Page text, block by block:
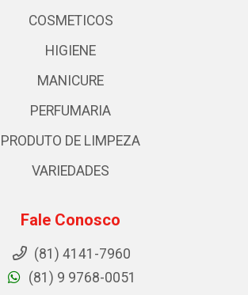
COSMETICOS
HIGIENE
MANICURE
PERFUMARIA
PRODUTO DE LIMPEZA
VARIEDADES
Fale Conosco
(81) 4141-7960
(81) 9 9768-0051